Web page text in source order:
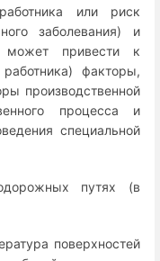
или риск
заболевания) и
может привести к
факторы,
производственной
процесса и
специальной
путях (в
поверхностей